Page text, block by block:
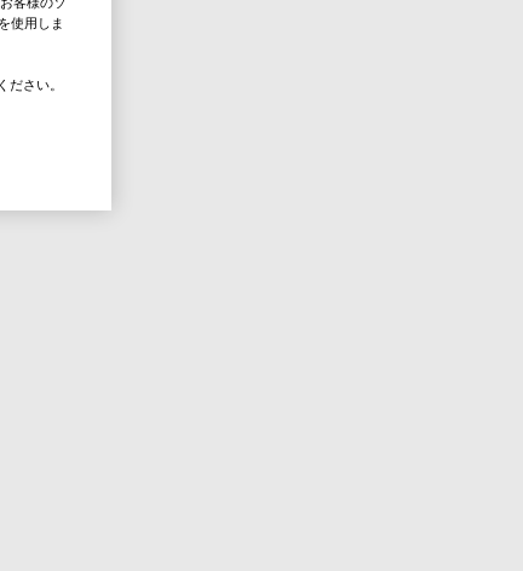
使用しま
ださい。